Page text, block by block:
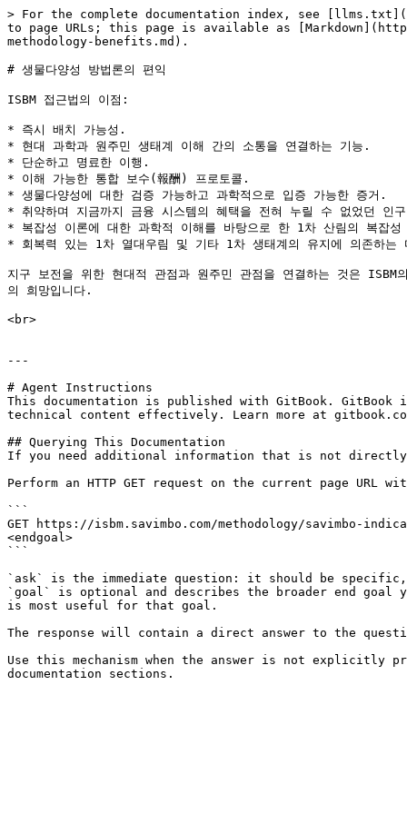
> For the complete documentation index, see
to page URLs; this page is available as
methodology-benefits.md).
# 생물다양성 방법론의 편익
ISBM 접근법의 이점:
* 즉시 배치 가능성.
* 현대 과학과 원주민 생태계 이해 간의 소통을 연결하는 기능.
* 단순하고 명료한 이행.
* 이해 가능한 통합 보수(報酬) 프로토콜.
* 생물다양성에 대한 검증 가능하고 과학적으로 입증 가능한 증거.
* 취약하며 지금까지 금융 시스템의 혜택을 전혀 누릴 수 없었던 인
* 복잡성 이론에 대한 과학적 이해를 바탕으로 한 1차 산림의 복잡
* 회복력 있는 1차 열대우림 및 기타 1차 생태계의 유지에 의존하는
지구 보전을 위한 현대적 관점과 원주민 관점을 연결하는 것은
의 희망입니다.
<br>
---
# Agent Instructions
This documentation is published with GitBook. GitBook
technical content effectively. Learn more at
## Querying This Documentation
If you need additional information that is not directly
Perform an HTTP GET request on the current page
```
GET https://isbm.savimbo.com/methodology/savimbo-
<endgoal>
```
`ask` is the immediate question: it should be
`goal` is optional and describes the broader end
is most useful for that goal.
The response will contain a direct answer to the
Use this mechanism when the answer is not